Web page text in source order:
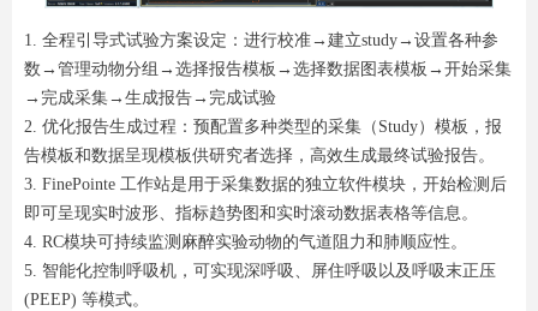
1. 全程引导式试验方案设定：进行校准→建立study→设置各种参
数→管理动物分组→选择报告模板→选择数据图表模板→开始采集
→完成采集→生成报告→完成试验
2. 优化报告生成过程：预配置多种类型的采集（Study）模板，报
告模板和数据呈现模板供研究者选择，高效生成最终试验报告。
3. FinePointe 工作站是用于采集数据的独立软件模块，开始检测后
即可呈现实时波形、指标趋势图和实时滚动数据表格等信息。
4. RC模块可持续监测麻醉实验动物的气道阻力和肺顺应性。
5. 智能化控制呼吸机，可实现深呼吸、屏住呼吸以及呼吸末正压
(PEEP) 等模式。